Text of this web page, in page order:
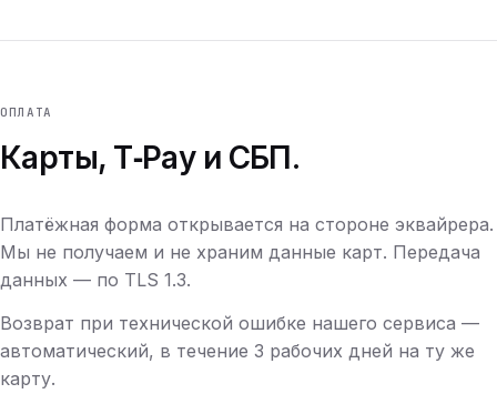
ОПЛАТА
Карты, T‑Pay и СБП.
Платёжная форма открывается на стороне эквайрера.
Мы не получаем и не храним данные карт. Передача
данных — по TLS 1.3.
Возврат при технической ошибке нашего сервиса —
автоматический, в течение 3 рабочих дней на ту же
карту.